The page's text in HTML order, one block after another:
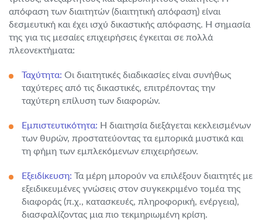
απόφαση των διαιτητών (διαιτητική απόφαση) είναι
δεσμευτική και έχει ισχύ δικαστικής απόφασης. Η σημασία
της για τις μεσαίες επιχειρήσεις έγκειται σε πολλά
πλεονεκτήματα:
Ταχύτητα: Οι διαιτητικές διαδικασίες είναι συνήθως
ταχύτερες από τις δικαστικές, επιτρέποντας την
ταχύτερη επίλυση των διαφορών.
Εμπιστευτικότητα: Η διαιτησία διεξάγεται κεκλεισμένων
των θυρών, προστατεύοντας τα εμπορικά μυστικά και
τη φήμη των εμπλεκόμενων επιχειρήσεων.
Εξειδίκευση: Τα μέρη μπορούν να επιλέξουν διαιτητές με
εξειδικευμένες γνώσεις στον συγκεκριμένο τομέα της
διαφοράς (π.χ., κατασκευές, πληροφορική, ενέργεια),
διασφαλίζοντας μια πιο τεκμηριωμένη κρίση.